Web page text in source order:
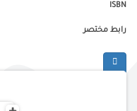
ISBN
رابط مختصر